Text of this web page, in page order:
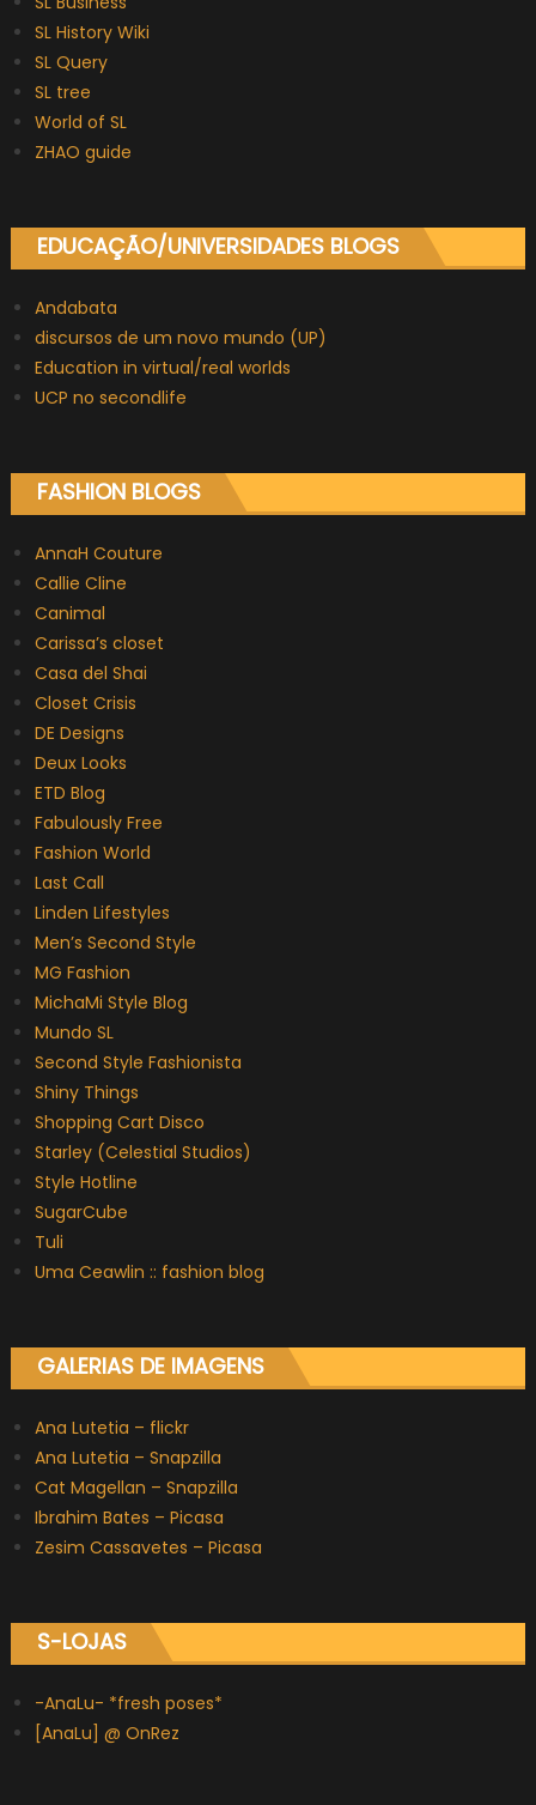
SL History Wiki
SL Query
SL tree
World of SL
ZHAO guide
EDUCAÇÃO/UNIVERSIDADES BLOGS
Andabata
discursos de um novo mundo (UP)
Education in virtual/real worlds
UCP no secondlife
FASHION BLOGS
AnnaH Couture
Callie Cline
Canimal
Carissa’s closet
Casa del Shai
Closet Crisis
DE Designs
Deux Looks
ETD Blog
Fabulously Free
Fashion World
Last Call
Linden Lifestyles
Men’s Second Style
MG Fashion
MichaMi Style Blog
Mundo SL
Second Style Fashionista
Shiny Things
Shopping Cart Disco
Starley (Celestial Studios)
Style Hotline
SugarCube
Tuli
Uma Ceawlin :: fashion blog
GALERIAS DE IMAGENS
Ana Lutetia – flickr
Ana Lutetia – Snapzilla
Cat Magellan – Snapzilla
Ibrahim Bates – Picasa
Zesim Cassavetes – Picasa
S-LOJAS
-AnaLu- *fresh poses*
[AnaLu] @ OnRez